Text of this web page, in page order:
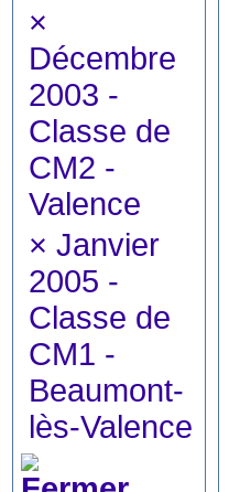
×
Décembre
2003 -
Classe de
CM2 -
Valence
× Janvier
2005 -
Classe de
CM1 -
Beaumont-
lès-Valence